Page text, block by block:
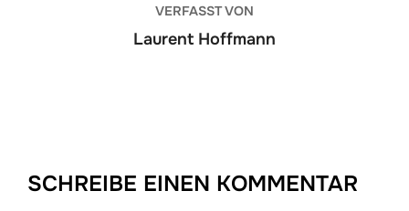
VERFASST VON
Laurent Hoffmann
SCHREIBE EINEN KOMMENTAR